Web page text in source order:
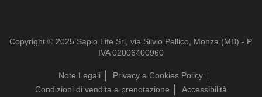
Copyright © 2025 Sapio Life Srl, via Silvio Pellico, Monza (MB) - P.
IVA 02006400960
Note Legali
Privacy e Cookies Policy
Condizioni di vendita e prenotazione
Accessibilità